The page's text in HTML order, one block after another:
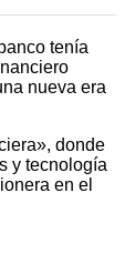
tenía
nueva era
donde
y tecnología
en el